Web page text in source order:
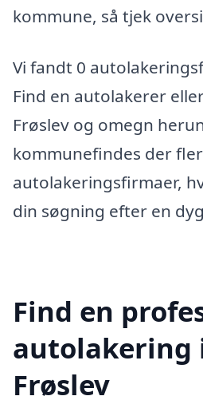
kommune, så tjek
Vi fandt 0
Find en autolakerer
Frøslev og omegn
kommunefindes der
autolakeringsfirmaer,
din søgning efter en
Find en
Frøslev